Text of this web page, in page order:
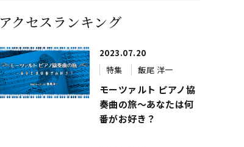
アクセスランキング
2023.07.20
特集
飯尾 洋一
モーツァルト ピアノ協
奏曲の旅～あなたは何
番がお好き？